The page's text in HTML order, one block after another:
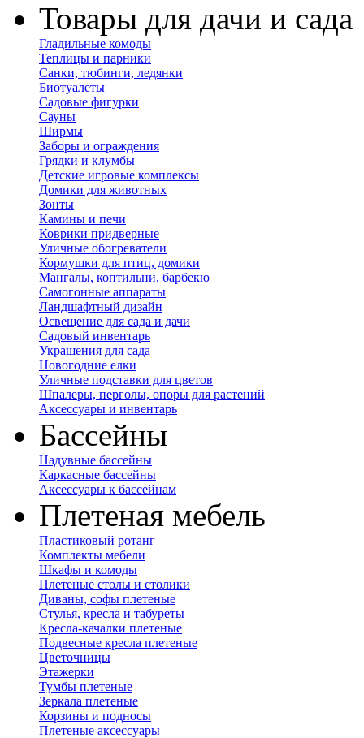
Товары для дачи и сада
Гладильные комоды
Теплицы и парники
Санки, тюбинги, ледянки
Биотуалеты
Садовые фигурки
Сауны
Ширмы
Заборы и ограждения
Грядки и клумбы
Детские игровые комплексы
Домики для животных
Зонты
Камины и печи
Коврики придверные
Уличные обогреватели
Кормушки для птиц, домики
Мангалы, коптильни, барбекю
Самогонные аппараты
Ландшафтный дизайн
Освещение для сада и дачи
Садовый инвентарь
Украшения для сада
Новогодние елки
Уличные подставки для цветов
Шпалеры, перголы, опоры для растений
Аксессуары и инвентарь
Бассейны
Надувные бассейны
Каркасные бассейны
Аксессуары к бассейнам
Плетеная мебель
Пластиковый ротанг
Комплекты мебели
Шкафы и комоды
Плетеные столы и столики
Диваны, софы плетеные
Стулья, кресла и табуреты
Кресла-качалки плетеные
Подвесные кресла плетеные
Цветочницы
Этажерки
Тумбы плетеные
Зеркала плетеные
Корзины и подносы
Плетеные аксессуары